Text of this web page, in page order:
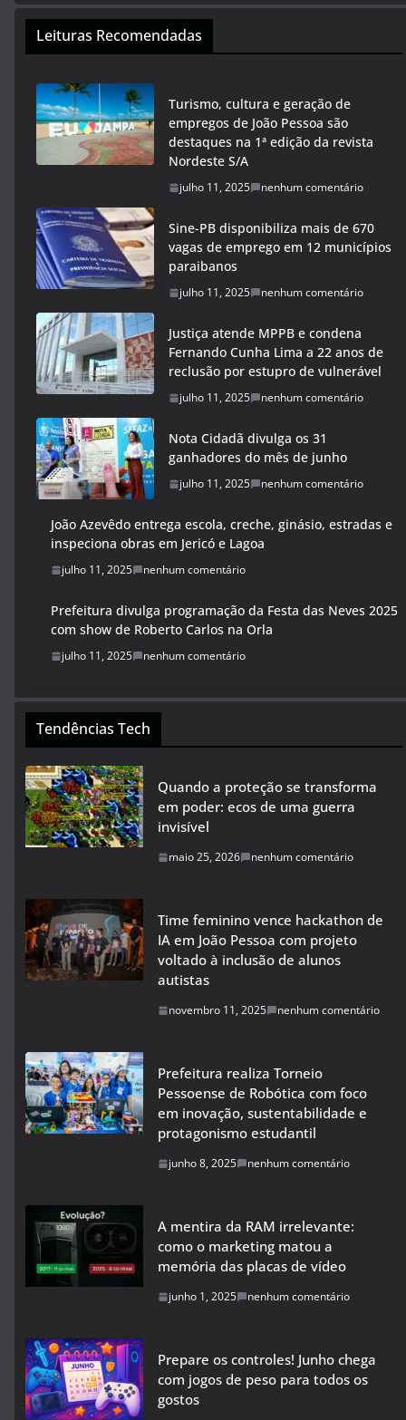
Leituras Recomendadas
Turismo, cultura e geração de
empregos de João Pessoa são
destaques na 1ª edição da revista
Nordeste S/A
julho 11, 2025 nenhum comentário
Sine-PB disponibiliza mais de 670
vagas de emprego em 12 municípios
paraibanos
julho 11, 2025 nenhum comentário
Justiça atende MPPB e condena
Fernando Cunha Lima a 22 anos de
reclusão por estupro de vulnerável
julho 11, 2025 nenhum comentário
Nota Cidadã divulga os 31
ganhadores do mês de junho
julho 11, 2025 nenhum comentário
João Azevêdo entrega escola, creche, ginásio, estradas e
inspeciona obras em Jericó e Lagoa
julho 11, 2025 nenhum comentário
Prefeitura divulga programação da Festa das Neves 2025
com show de Roberto Carlos na Orla
julho 11, 2025 nenhum comentário
Tendências Tech
Quando a proteção se transforma
em poder: ecos de uma guerra
invisível
maio 25, 2026 nenhum comentário
Time feminino vence hackathon de
IA em João Pessoa com projeto
voltado à inclusão de alunos
autistas
novembro 11, 2025 nenhum comentário
Prefeitura realiza Torneio
Pessoense de Robótica com foco
em inovação, sustentabilidade e
protagonismo estudantil
junho 8, 2025 nenhum comentário
A mentira da RAM irrelevante:
como o marketing matou a
memória das placas de vídeo
junho 1, 2025 nenhum comentário
Prepare os controles! Junho chega
com jogos de peso para todos os
gostos